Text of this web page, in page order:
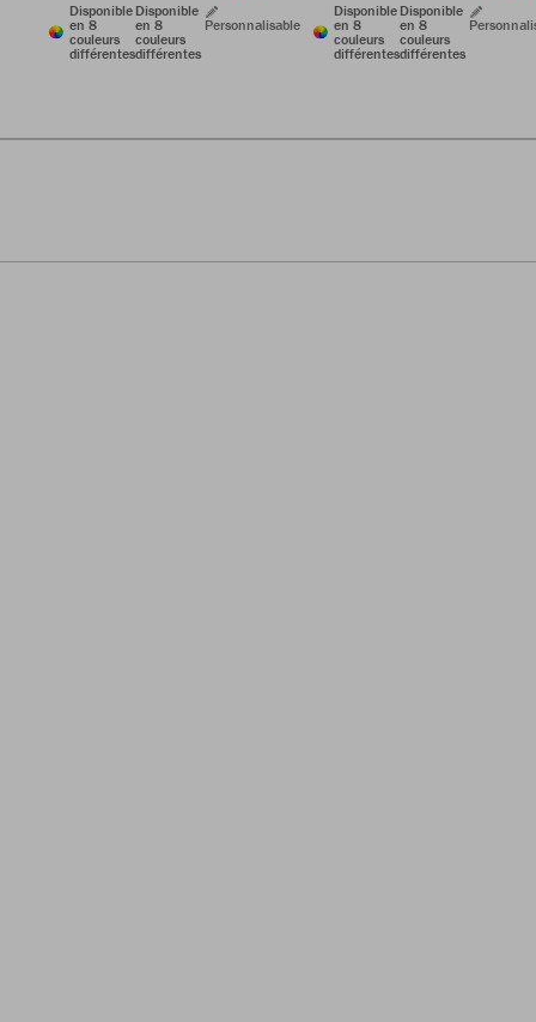
Disponible
en 8
couleurs
différentes
Disponible
en 8
couleurs
différentes
Personnalisable
Disponible
en 8
couleurs
différentes
Disponible
en 8
couleurs
différentes